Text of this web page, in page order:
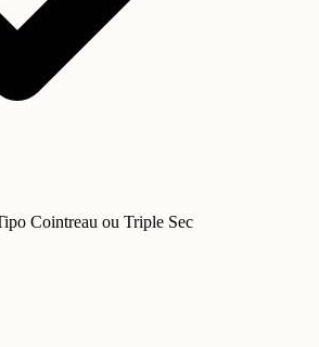
Cointreau ou Triple Sec